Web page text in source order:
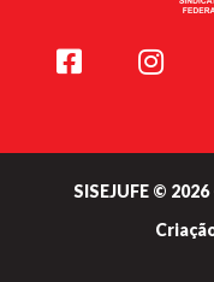
Facebook
SISEJUFE ©